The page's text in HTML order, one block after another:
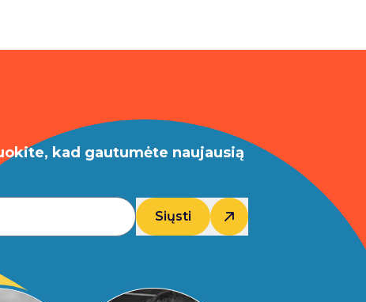
kad gautumėte naujausią
Siųsti